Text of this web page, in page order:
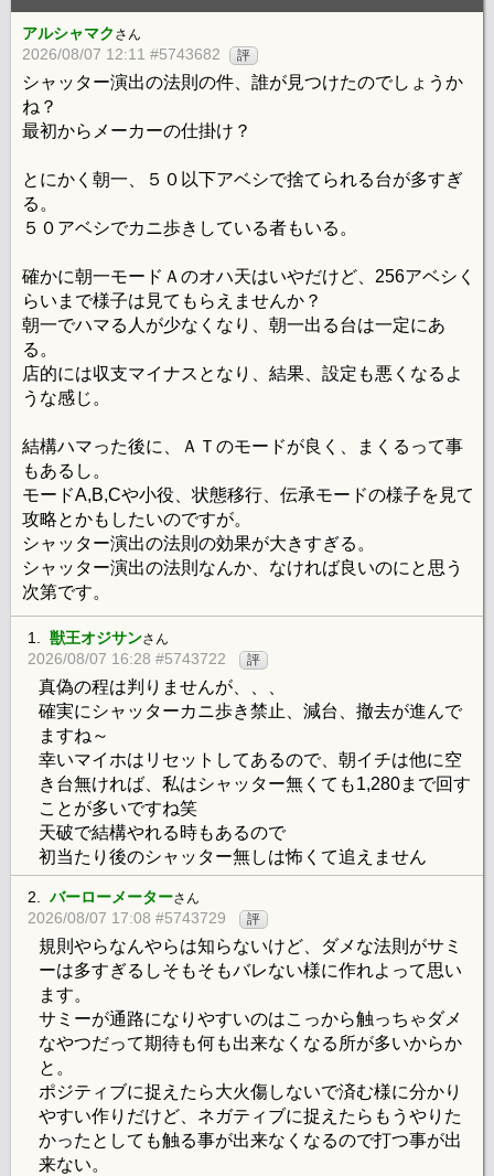
アルシャマク さん
2026/08/07 12:11 #5743682 評
シャッター演出の法則の件、誰が見つけたのでしょうか
ね？
最初からメーカーの仕掛け？
とにかく朝一、５０以下アベシで捨てられる台が多すぎ
る。
５０アベシでカニ歩きしている者もいる。
確かに朝一モードＡのオハ天はいやだけど、256アベシく
らいまで様子は見てもらえませんか？
朝一でハマる人が少なくなり、朝一出る台は一定にあ
る。
店的には収支マイナスとなり、結果、設定も悪くなるよ
うな感じ。
結構ハマった後に、ＡＴのモードが良く、まくるって事
もあるし。
モードA,B,Cや小役、状態移行、伝承モードの様子を見て
攻略とかもしたいのですが。
シャッター演出の法則の効果が大きすぎる。
シャッター演出の法則なんか、なければ良いのにと思う
次第です。
1. 獣王オジサンさん
2026/08/07 16:28 #5743722 評
真偽の程は判りませんが、、、
確実にシャッターカニ歩き禁止、減台、撤去が進んで
ますね～
幸いマイホはリセットしてあるので、朝イチは他に空
き台無ければ、私はシャッター無くても1,280まで回す
ことが多いですね笑
天破で結構やれる時もあるので
初当たり後のシャッター無しは怖くて追えません
2. バーローメーターさん
2026/08/07 17:08 #5743729 評
規則やらなんやらは知らないけど、ダメな法則がサミ
ーは多すぎるしそもそもバレない様に作れよって思い
ます。
サミーが通路になりやすいのはこっから触っちゃダメ
なやつだって期待も何も出来なくなる所が多いからか
と。
ポジティブに捉えたら大火傷しないで済む様に分かり
やすい作りだけど、ネガティブに捉えたらもうやりた
かったとしても触る事が出来なくなるので打つ事が出
来ない。